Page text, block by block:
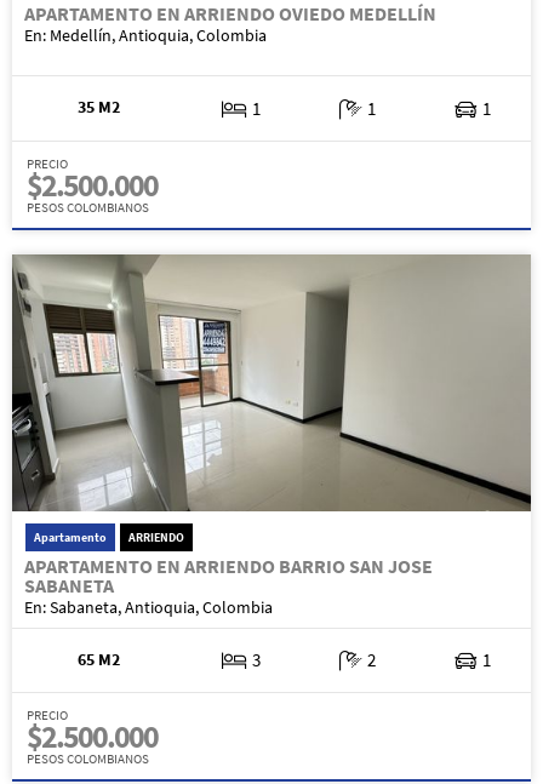
APARTAMENTO EN ARRIENDO OVIEDO MEDELLÍN
En: Medellín, Antioquia, Colombia
35 M2 1 1 1
PRECIO
$2.500.000
PESOS COLOMBIANOS
Apartamento ARRIENDO
APARTAMENTO EN ARRIENDO BARRIO SAN JOSE
SABANETA
En: Sabaneta, Antioquia, Colombia
65 M2 3 2 1
PRECIO
$2.500.000
PESOS COLOMBIANOS